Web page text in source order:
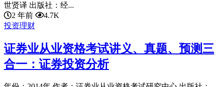
世贤译 出版社：经...
2 年前
4.7K
投资理财
证券业从业资格考试讲义、真题、预测三
合一：证券投资分析